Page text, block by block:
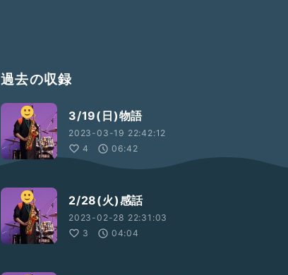
過去の収録
3/19(日)物語
2023-03-19 22:42:12
4
06:42
2/28(火)感話
2023-02-28 22:31:03
3
04:04